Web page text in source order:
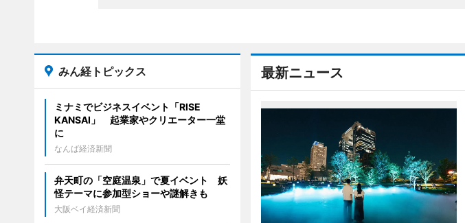
最新ニュース
みん経トピックス
ミナミでビジネスイベント「RISE
KANSAI」 起業家やクリエーター一堂
に
なんば経済新聞
弁天町の「空庭温泉」で夏イベント 妖
怪テーマに参加型ショーや謎解きも
大阪ベイ経済新聞